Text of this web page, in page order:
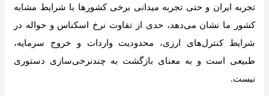
تجربه ایران و حتی تجربه میدانی برخی کشورها با شرایط مشابه
کشور ما نشان می‌دهد، حدی از تفاوت نرخ اسکناس و حواله در
شرایط کنترل‌های ارزی، محدودیت واردات و خروج سرمایه،
طبیعی است و به معنای بازگشت به چندنرخی‌سازی دستوری
نیست.